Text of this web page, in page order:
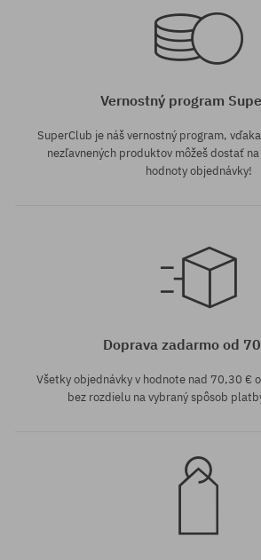
S
Vernostný program
SuperClub je náš vernostný program,
nezľavnených produktov môžeš dostať
hodnoty objednávky!
Doprava zadarmo od
Všetky objednávky v hodnote nad 70,30 €
bez rozdielu na vybraný spôsob